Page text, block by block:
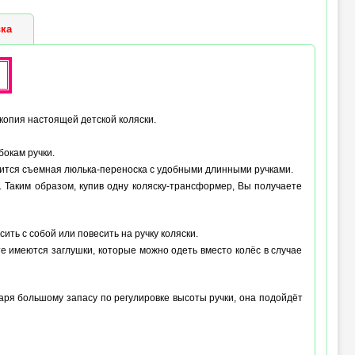
настоящей детской коляски.
ручки.
съемная люлька-переноска с удобными длинными ручками.
образом, купив одну коляску-трансформер, Вы получаете
с собой или повесить на ручку коляски.
имеются заглушки, которые можно одеть вместо колёс в случае
большому запасу по регулировке высоты ручки, она подойдёт